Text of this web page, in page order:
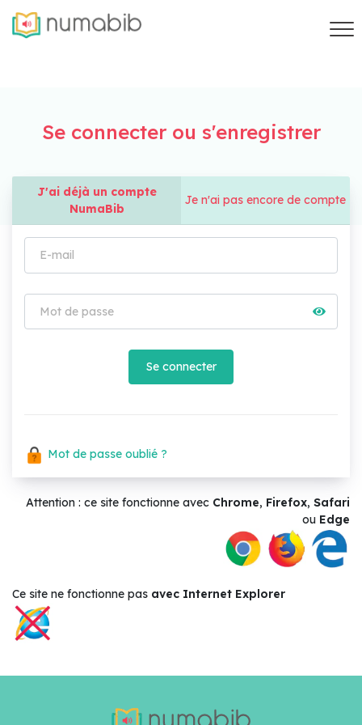
Se connecter ou s'enregistrer
J'ai déjà un compte
NumaBib
Je n'ai pas encore de compte
Se connecter
Mot de passe oublié ?
Attention : ce site fonctionne avec Chrome, Firefox, Safari
ou Edge
Ce site ne fonctionne pas avec Internet Explorer